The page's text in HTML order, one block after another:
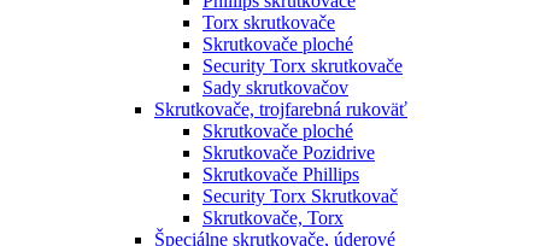
Torx skrutkovače
Skrutkovače ploché
Security Torx skrutkovače
Sady skrutkovačov
Skrutkovače, trojfarebná rukoväť
Skrutkovače ploché
Skrutkovače Pozidrive
Skrutkovače Phillips
Security Torx Skrutkovač
Skrutkovače, Torx
Špeciálne skrutkovače, úderové